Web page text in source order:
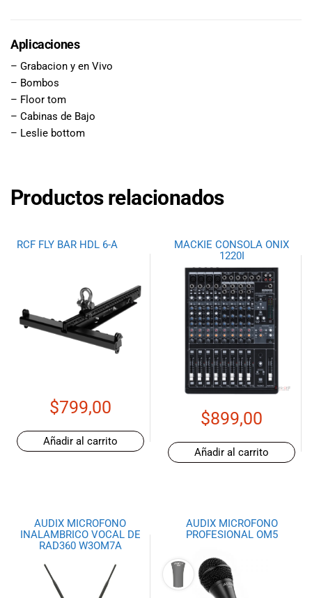
Aplicaciones
– Grabacion y en Vivo
– Bombos
– Floor tom
– Cabinas de Bajo
– Leslie bottom
Productos relacionados
RCF FLY BAR HDL 6-A
$799,00
Añadir al carrito
MACKIE CONSOLA ONIX
1220I
$899,00
Añadir al carrito
AUDIX MICROFONO
INALAMBRICO VOCAL DE
RAD360 W3OM7A
AUDIX MICROFONO
PROFESIONAL OM5